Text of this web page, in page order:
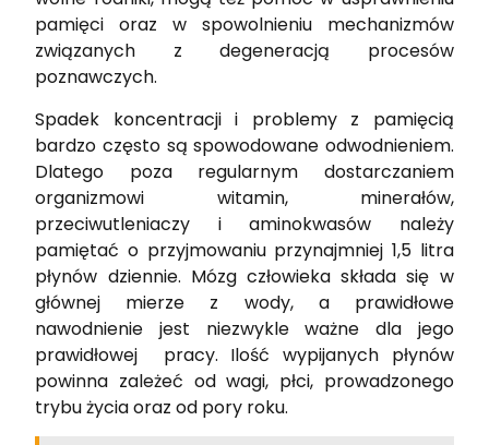
pamięci oraz w spowolnieniu mechanizmów
związanych z degeneracją procesów
poznawczych.
Spadek koncentracji i problemy z pamięcią
bardzo często są spowodowane odwodnieniem.
Dlatego poza regularnym dostarczaniem
organizmowi witamin, minerałów,
przeciwutleniaczy i aminokwasów należy
pamiętać o przyjmowaniu przynajmniej 1,5 litra
płynów dziennie. Mózg człowieka składa się w
głównej mierze z wody, a prawidłowe
nawodnienie jest niezwykle ważne dla jego
prawidłowej pracy. Ilość wypijanych płynów
powinna zależeć od wagi, płci, prowadzonego
trybu życia oraz od pory roku.